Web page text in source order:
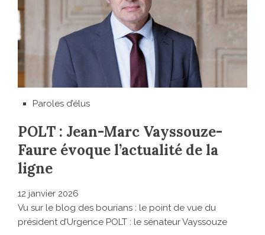
Paroles d’élus
POLT : Jean-Marc Vayssouze-
Faure évoque l’actualité de la
ligne
12 janvier 2026
Vu sur le blog des bourians : le point de vue du
président d’Urgence POLT : le sénateur Vayssouze